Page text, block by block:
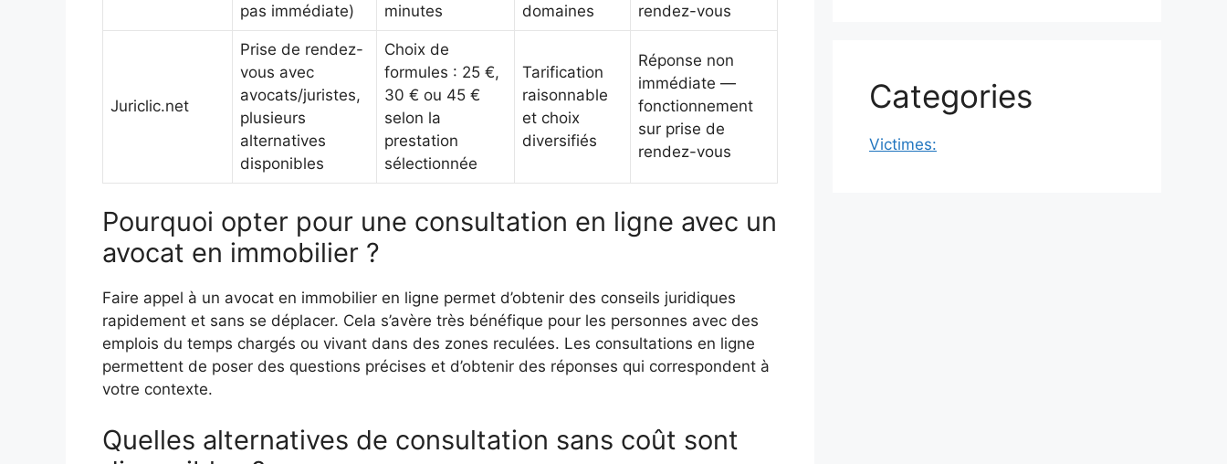
pas immédiate)
minutes
domaines
rendez-vous
Juriclic.net
Prise de rendez-
vous avec
avocats/juristes,
plusieurs
alternatives
disponibles
Choix de
formules : 25 €,
30 € ou 45 €
selon la
prestation
sélectionnée
Tarification
raisonnable
et choix
diversifiés
Réponse non
immédiate —
fonctionnement
sur prise de
rendez-vous
Pourquoi opter pour une consultation en ligne avec un
avocat en immobilier ?
Faire appel à un avocat en immobilier en ligne permet d’obtenir des conseils juridiques
rapidement et sans se déplacer. Cela s’avère très bénéfique pour les personnes avec des
emplois du temps chargés ou vivant dans des zones reculées. Les consultations en ligne
permettent de poser des questions précises et d’obtenir des réponses qui correspondent à
votre contexte.
Quelles alternatives de consultation sans coût sont
Categories
Victimes: